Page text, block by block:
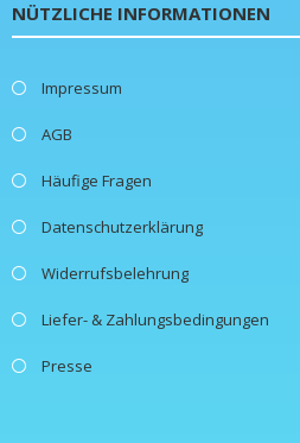
NÜTZLICHE INFORMATIONEN
Impressum
AGB
Häufige Fragen
Datenschutzerklärung
Widerrufsbelehrung
Liefer- & Zahlungsbedingungen
Presse